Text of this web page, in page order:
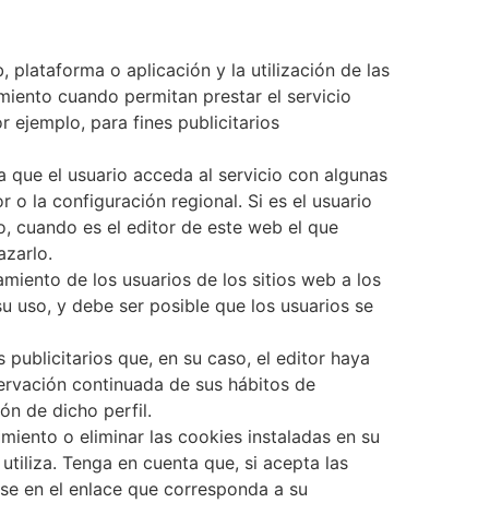
plataforma o aplicación y la utilización de las
cuando permitan prestar el servicio
ejemplo, para fines publicitarios
el usuario acceda al servicio con algunas
o la configuración regional. Si es el usuario
cuando es el editor de este web el que
de los usuarios de los sitios web a los
uso, y debe ser posible que los usuarios se
que, en su caso, el editor haya
continuada de sus hábitos de
de dicho perfil.
o eliminar las cookies instaladas en su
Tenga en cuenta que, si acepta las
en el enlace que corresponda a su